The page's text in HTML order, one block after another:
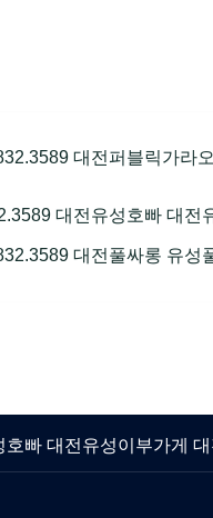
대전퍼블릭가라
대전유성호빠 대전
대전풀싸롱 유성
빠 대전유성이부가게